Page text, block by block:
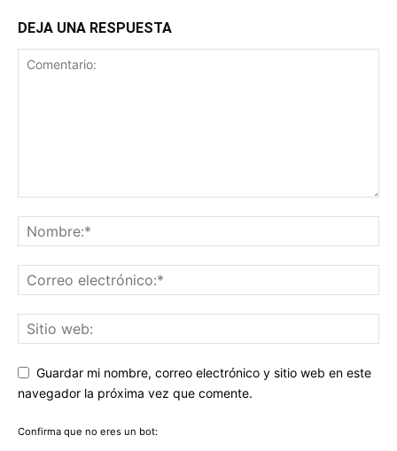
DEJA UNA RESPUESTA
Guardar mi nombre, correo electrónico y sitio web en este
navegador la próxima vez que comente.
Confirma que no eres un bot: